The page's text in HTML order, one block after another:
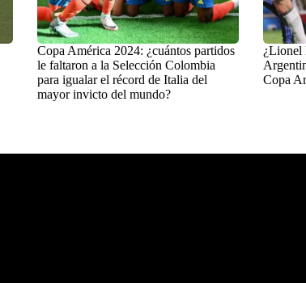
Copa América 2024: ¿cuántos partidos
le faltaron a la Selección Colombia
para igualar el récord de Italia del
mayor invicto del mundo?
¿Lionel
Copa